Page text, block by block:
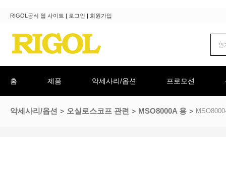
RIGOL공식 웹 사이트 | 로그인 | 회원가입
홈 제품 악세사리/옵션 프로모션
악세사리/옵션 오실로스코프 관련 MSO8000A 용